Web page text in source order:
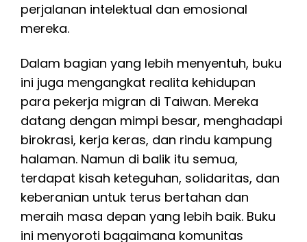
perjalanan intelektual dan emosional
mereka.
Dalam bagian yang lebih menyentuh, buku
ini juga mengangkat realita kehidupan
para pekerja migran di Taiwan. Mereka
datang dengan mimpi besar, menghadapi
birokrasi, kerja keras, dan rindu kampung
halaman. Namun di balik itu semua,
terdapat kisah keteguhan, solidaritas, dan
keberanian untuk terus bertahan dan
meraih masa depan yang lebih baik. Buku
ini menyoroti bagaimana komunitas